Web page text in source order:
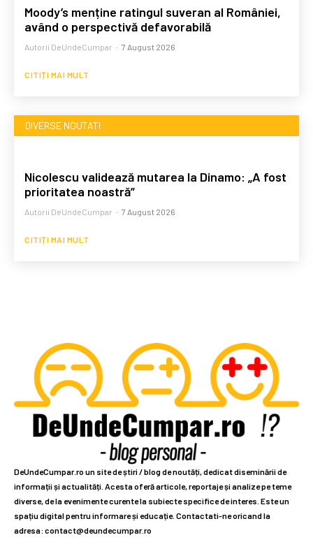
Moody’s menține ratingul suveran al României,
având o perspectivă defavorabilă
Autorii DeUndeCumpar - 7 August 2026
CITIȚI MAI MULT
DIVERSE NOUTATI
Nicolescu validează mutarea la Dinamo: „A fost
prioritatea noastră”
Autorii DeUndeCumpar - 7 August 2026
CITIȚI MAI MULT
DeUndeCumpar.ro un site de știri / blog de noutăți, dedicat diseminării de
informații și actualități. Acesta oferă articole, reportaje și analize pe teme
diverse, de la evenimente curente la subiecte specifice de interes. Este un
spațiu digital pentru informare și educație. Contactati-ne oricand la
adresa: contact@deundecumpar.ro